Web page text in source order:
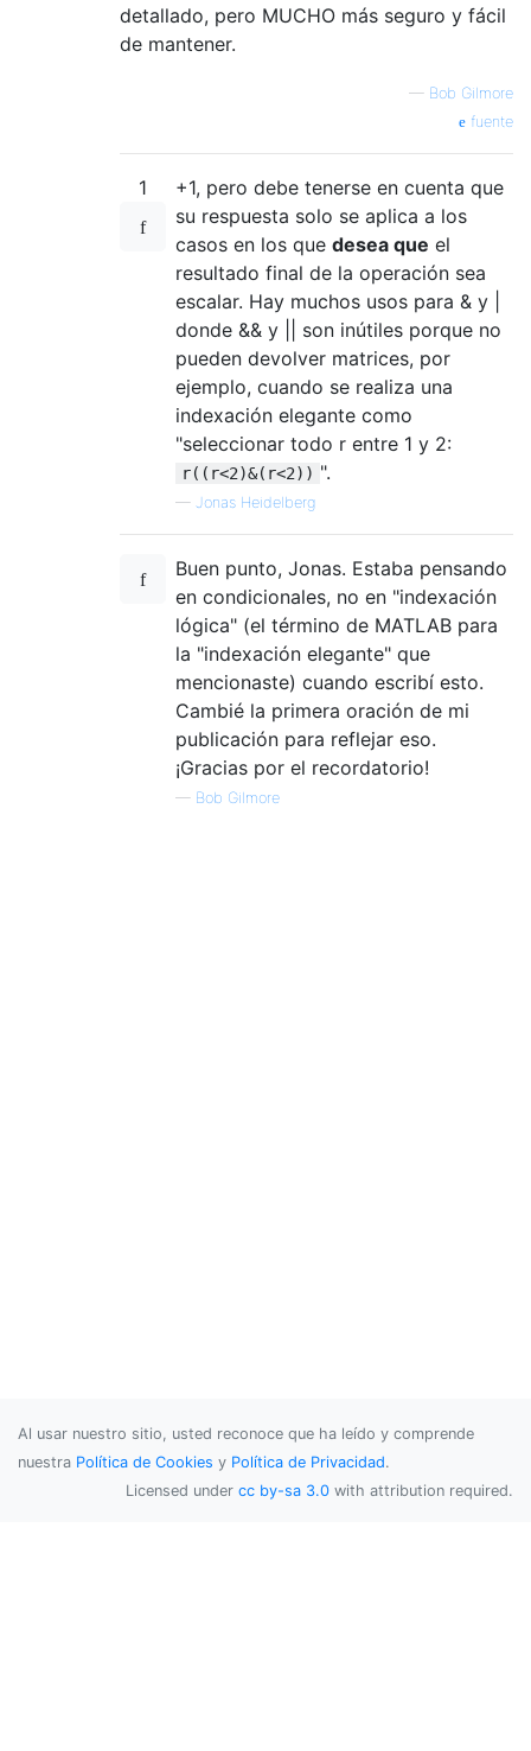
detallado, pero MUCHO más seguro y fácil
de mantener.
— Bob Gilmore
fuente
1
+1, pero debe tenerse en cuenta que
su respuesta solo se aplica a los
casos en los que desea que el
resultado final de la operación sea
escalar. Hay muchos usos para & y |
donde && y || son inútiles porque no
pueden devolver matrices, por
ejemplo, cuando se realiza una
indexación elegante como
"seleccionar todo r entre 1 y 2:
r((r<2)&(r<2)) ".
— Jonas Heidelberg
Buen punto, Jonas. Estaba pensando
en condicionales, no en "indexación
lógica" (el término de MATLAB para
la "indexación elegante" que
mencionaste) cuando escribí esto.
Cambié la primera oración de mi
publicación para reflejar eso.
¡Gracias por el recordatorio!
— Bob Gilmore
Al usar nuestro sitio, usted reconoce que ha leído y comprende
nuestra Política de Cookies y Política de Privacidad.
Licensed under cc by-sa 3.0 with attribution required.